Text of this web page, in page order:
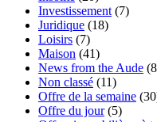
Investissement(7)
Juridique (18)
Loisirs (7)
Maison (41)
News from the Aude
Non classé (11)
Offre de la semaine
Offre du jour(5)